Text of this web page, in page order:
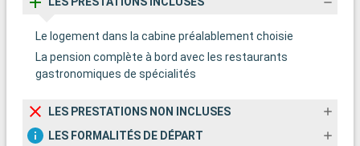
Le logement dans la cabine préalablement choisie
La pension complète à bord avec les restaurants
gastronomiques de spécialités
LES PRESTATIONS NON INCLUSES
LES FORMALITÉS DE DÉPART